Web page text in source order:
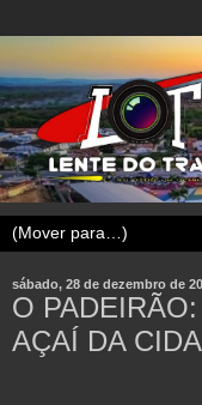
sábado, 28 de dezembro de
O
AÇAÍ DA